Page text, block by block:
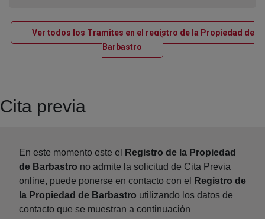
Ver todos los Tramites en el registro de la Propiedad de
BarbastroVentana nueva
Cita previa
En este momento este el
Registro de la Propiedad
de Barbastro no admite la solicitud de Cita Previa
online, puede ponerse en contacto con el
Registro de
la Propiedad de Barbastro utilizando los datos de
contacto que se muestran a continuación